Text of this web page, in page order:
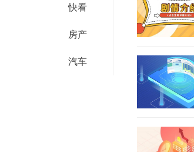
快看
房产
汽车